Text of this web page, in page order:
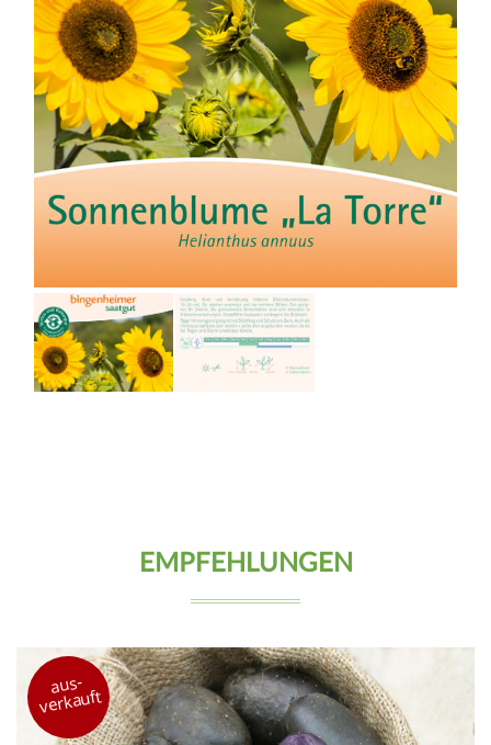
EMPFEHLUNGEN
aus-
verkauft